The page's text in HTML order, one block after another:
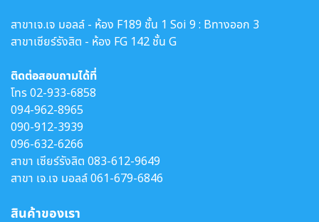
สาขาเจ.เจ มอลล์ - ห้อง F189 ชั้น 1 Soi 9 : Bทางออก 3
สาขาเซียร์รังสิต - ห้อง FG 142 ชั้น G
ติดต่อสอบถามได้ที่
โทร02-933-6858
094-962-8965
090-912-3939
096-632-6266
สาขา เซียร์รังสิต 083-612-9649
สาขา เจ.เจ มอลล์061-679-6846
สินค้าของเรา